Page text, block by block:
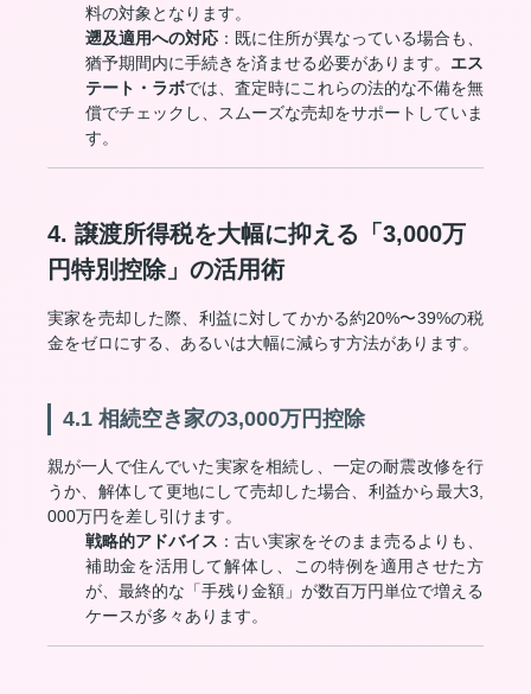
料の対象となります。
遡及適用への対応 ：既に住所が異なっている場合も、
猶予期間内に手続きを済ませる必要があります。 エス
テート・ラボでは、査定時にこれらの法的な不備を無
償でチェックし、スムーズな売却をサポートしていま
す。
4. 譲渡所得税を大幅に抑える「3,000万
円特別控除」の活用術
実家を売却した際、利益に対してかかる約20%〜39%の税
金をゼロにする、あるいは大幅に減らす方法があります。
4.1 相続空き家の3,000万円控除
親が一人で住んでいた実家を相続し、一定の耐震改修を行
うか、解体して更地にして売却した場合、利益から最大3,
000万円を差し引けます。
戦略的アドバイス ：古い実家をそのまま売るよりも、
補助金を活用して解体し、この特例を適用させた方
が、最終的な「手残り金額」が数百万円単位で増える
ケースが多々あります。